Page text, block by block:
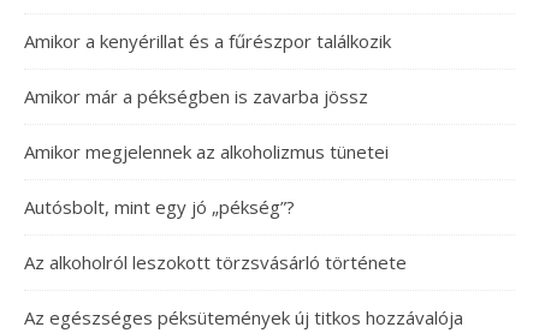
Amikor a kenyérillat és a fűrészpor találkozik
Amikor már a pékségben is zavarba jössz
Amikor megjelennek az alkoholizmus tünetei
Autósbolt, mint egy jó „pékség”?
Az alkoholról leszokott törzsvásárló története
Az egészséges péksütemények új titkos hozzávalója